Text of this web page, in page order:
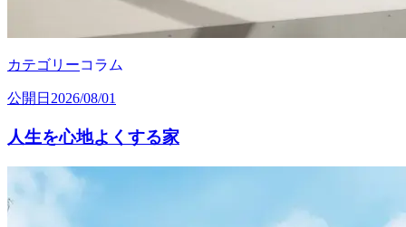
カテゴリーコラム
公開日 2026/08/01
人生を心地よくする家